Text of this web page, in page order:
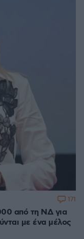
από τη ΝΔ για
με ένα μέλος
171